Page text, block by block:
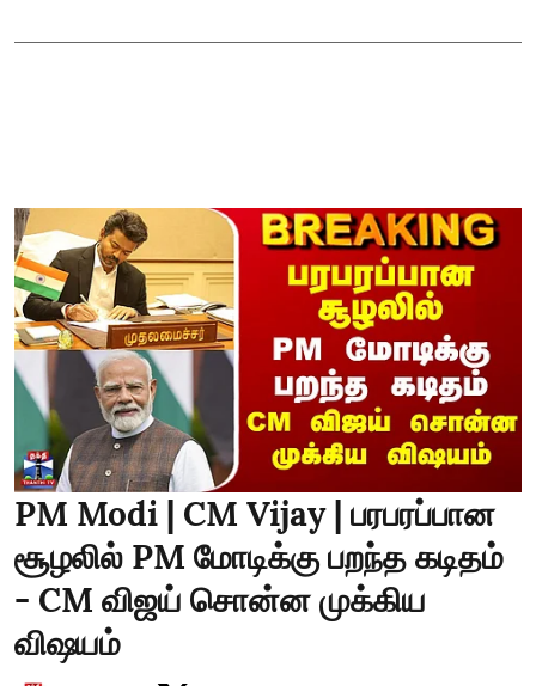
PM Modi | CM Vijay | பரபரப்பான
சூழலில் PM மோடிக்கு பறந்த கடிதம்
- CM விஜய் சொன்ன முக்கிய
விஷயம்